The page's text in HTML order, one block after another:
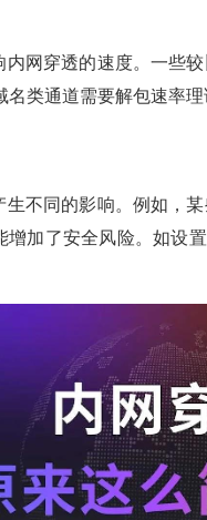
网穿透的速度。一些
类通道需要解包速率理
不同的影响。例如，
加了安全风险。如设